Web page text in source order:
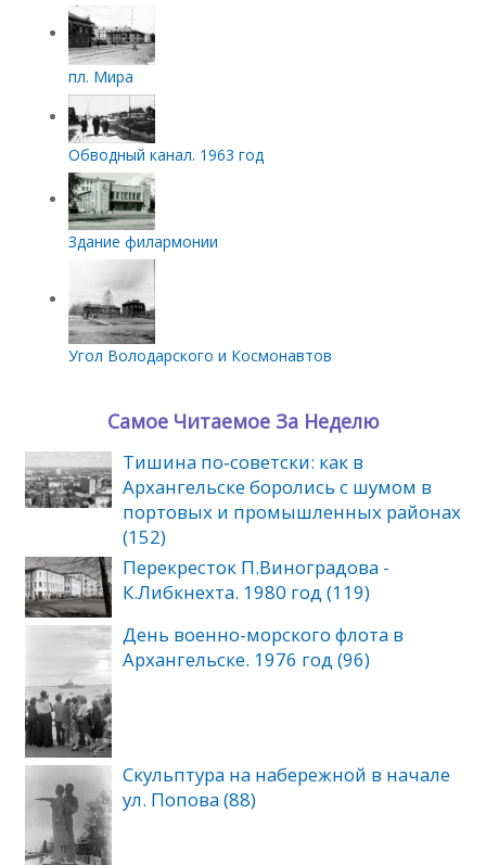
пл. Мира
Обводный канал. 1963 год
Здание филармонии
Угол Володарского и Космонавтов
Самое Читаемое За Неделю
Тишина по‑советски: как в
Архангельске боролись с шумом в
портовых и промышленных районах
(152)
Перекресток П.Виноградова -
К.Либкнехта. 1980 год (119)
День военно-морского флота в
Архангельске. 1976 год (96)
Скульптура на набережной в начале
ул. Попова (88)